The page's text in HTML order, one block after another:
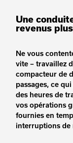
Une
revenus
Ne vous
vite – travaillez
compacteur de
passages, ce
des heures de
vos opérations
fournies en
interruptions de